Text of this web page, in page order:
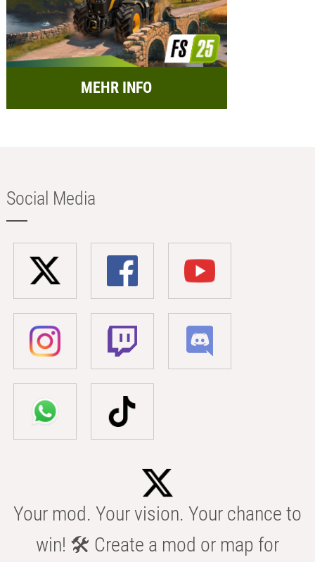
MEHR INFO
Social Media
Your mod. Your vision. Your chance to
win! 🛠️ Create a mod or map for